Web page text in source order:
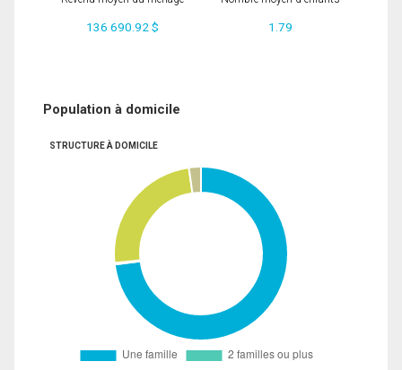
136 690.92 $ 1.79
Population à domicile
STRUCTURE À DOMICILE